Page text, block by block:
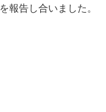
報告し合いました。